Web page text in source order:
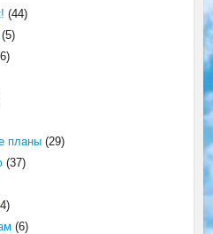
(44)
(5)
планы(29)
(37)
(6)